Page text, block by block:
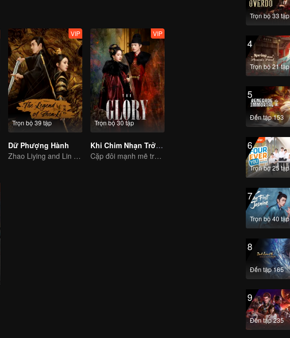
Trọn bộ 39 tập
VIP
Dữ Phượng Hành
Zhao Liying and Lin Gengxin Cooperate Again
Trọn bộ 30 tập
VIP
Khi Chim Nhạn Trở Về (Bản Tiếng Anh)
Cặp đôi mạnh mẽ trêu đùa lẫn nhau, bắt tay phá giải cục diện
Trọn bộ 33 tập
4
Trọn bộ 21 tập
5
Đến tập 153
6
Trọn bộ 25 tập
7
Trọn bộ 40 tập
8
Đến tập 165
9
Đến tập 235